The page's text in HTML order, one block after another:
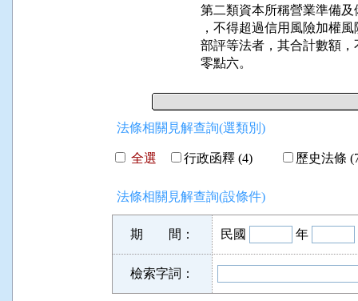
第二類資本所稱營業準備
，不得超過信用風險加權
部評等法者，其合計數額
零點六。
法條相關見解查詢(選類別)
全選 行政函釋 (4) 歷史法條
法條相關見解查詢(設條件)
期 間： 民國 年
檢索字詞：